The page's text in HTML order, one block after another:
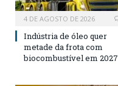
4 DE AGOSTO DE 2026
Indústria de óleo quer
metade da frota com
biocombustível em 2027